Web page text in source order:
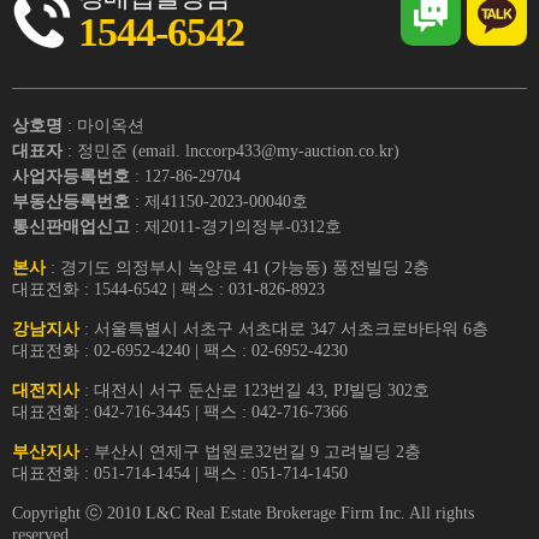
1544-6542
상호명 : 마이옥션
대표자 : 정민준 (email. lnccorp433@my-auction.co.kr)
사업자등록번호 : 127-86-29704
부동산등록번호 : 제41150-2023-00040호
통신판매업신고 : 제2011-경기의정부-0312호
본사: 경기도 의정부시 녹양로 41 (가능동) 풍전빌딩 2층
대표전화 : 1544-6542 | 팩스 : 031-826-8923
강남지사: 서울특별시 서초구 서초대로 347 서초크로바타워 6층
대표전화 : 02-6952-4240 | 팩스 : 02-6952-4230
대전지사: 대전시 서구 둔산로 123번길 43, PJ빌딩 302호
대표전화 : 042-716-3445 | 팩스 : 042-716-7366
부산지사: 부산시 연제구 법원로32번길 9 고려빌딩 2층
대표전화 : 051-714-1454 | 팩스 : 051-714-1450
Copyright ⓒ 2010 L&C Real Estate Brokerage Firm Inc. All rights
reserved.